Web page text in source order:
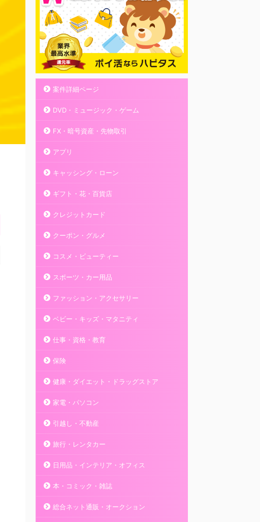
案件詳細ページ
DVD・ミュージック・ゲーム
FX・暗号資産・先物取引
アプリ
キャッシング・ローン
ギフト・花・百貨店
クレジットカード
クーポン・グルメ
コスメ・ビューティー
スポーツ・カー用品
ファッション・アクセサリー
ベビー・キッズ・マタニティ
仕事・資格・教育
保険
健康・ダイエット・ドラッグストア
家電・パソコン
引越し・不動産
旅行・レンタカー
日用品・インテリア・オフィス
本・コミック・雑誌
総合ネット通販・オークション